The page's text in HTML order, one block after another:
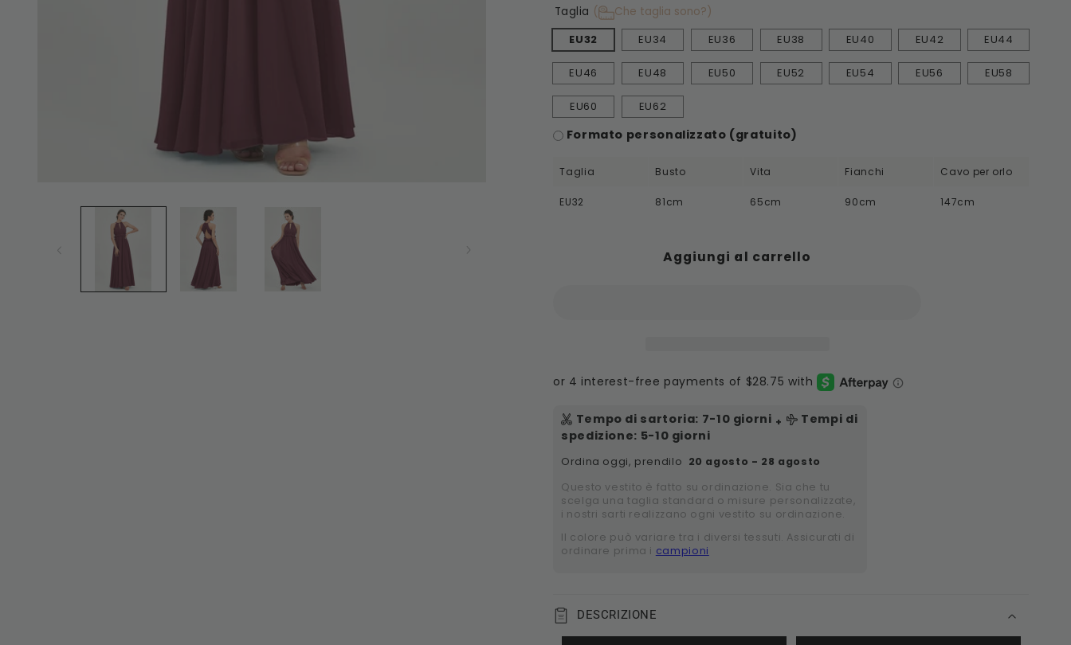
Taglia (
Che taglia sono?)
EU32
EU34 EU36 EU38 EU40 EU42 EU44
EU46 EU48 EU50 EU52 EU54 EU56 EU58
EU60 EU62
Formato personalizzato (gratuito)
Taglia Busto Vita Fianchi Cavo per orlo
EU32 81cm 65cm 90cm 147cm
Aggiungi al carrello
Tempo di sartoria: 7-10 giorni +
Tempi di
spedizione: 5-10 giorni
Ordina oggi, prendilo 20 agosto - 28 agosto
Questo vestito è fatto su ordinazione. Sia che tu
scelga una taglia standard o misure personalizzate,
i nostri sarti realizzano ogni vestito su ordinazione.
Il colore può variare tra i diversi tessuti. Assicurati di
ordinare prima i campioni
DESCRIZIONE